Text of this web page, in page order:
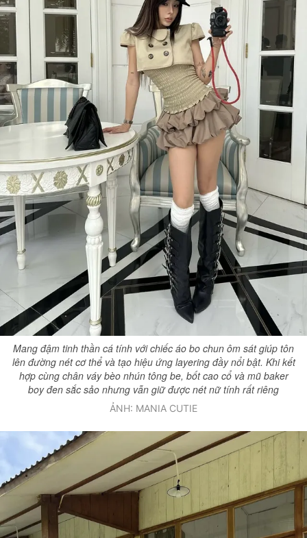
Mang đậm tinh thần cá tính với chiếc áo bo chun ôm sát giúp tôn
lên đường nét cơ thể và tạo hiệu ứng layering đầy nổi bật. Khi kết
hợp cùng chân váy bèo nhún tông be, bốt cao cổ và mũ baker
boy đen sắc sảo nhưng vẫn giữ được nét nữ tính rất riêng
ẢNH: MANIA CUTIE